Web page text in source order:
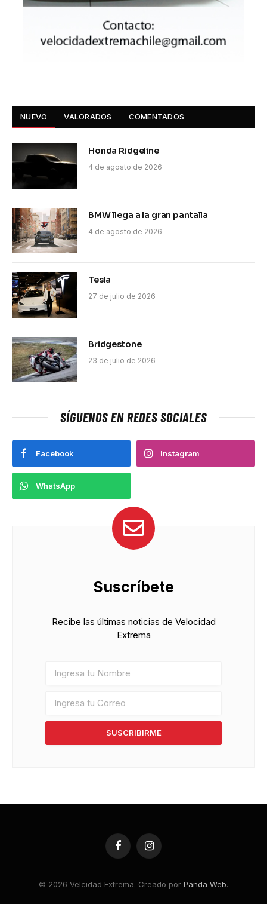
NUEVO VALORADOS COMENTADOS
Honda Ridgeline
4 de agosto de 2026
BMW llega a la gran pantalla
4 de agosto de 2026
Tesla
27 de julio de 2026
Bridgestone
23 de julio de 2026
SÍGUENOS EN REDES SOCIALES
Facebook Instagram
WhatsApp
Suscríbete
Recibe las últimas noticias de Velocidad
Extrema
SUSCRIBIRME
FacebookInstagram
© 2026 Velcidad Extrema. Creado por Panda Web.